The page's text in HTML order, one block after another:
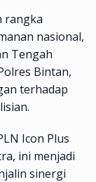
rangka
nasional,
Tengah
Bintan,
terhadap
Icon Plus
ini menjadi
sinergi